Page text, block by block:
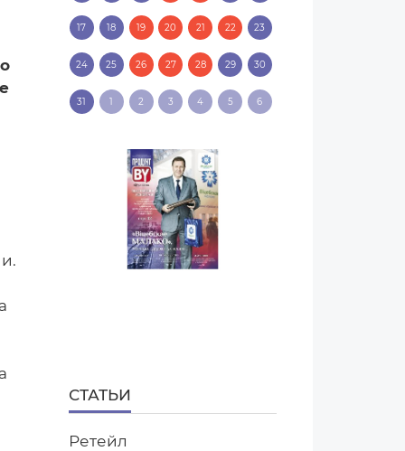
17 18 19 20 21 22 23
24 25 26 27 28 29 30
31 1 2 3 4 5 6
СТАТЬИ
Ретейл